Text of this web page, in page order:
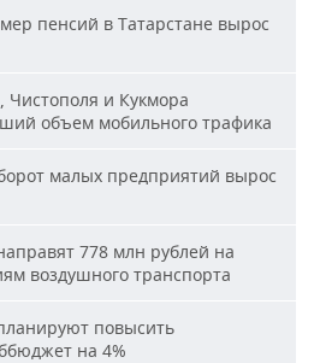
пенсий в Татарстане вырос
Чистополя и Кукмора
объем мобильного трафика
малых предприятий вырос
778 млн рублей на
воздушного транспорта
повысить
на 4%